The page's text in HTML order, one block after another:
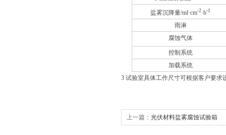
盐雾沉降量/ml·cm-2·h-1
雨淋
腐蚀气体
控制系统
加载系统
3 试验室具体工作尺寸可根据客户要求
上一篇： 光伏材料盐雾腐蚀试验箱